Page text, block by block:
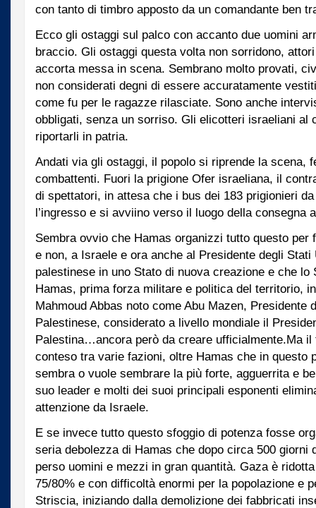
con tanto di timbro apposto da un comandante ben
Ecco gli ostaggi sul palco con accanto due uomini
braccio. Gli ostaggi questa volta non sorridono,
accorta messa in scena. Sembrano molto provati,
non considerati degni di essere accuratamente
come fu per le ragazze rilasciate. Sono anche
obbligati, senza un sorriso. Gli elicotteri israeliani al
riportarli in patria.
Andati via gli ostaggi, il popolo si riprende la scena,
combattenti. Fuori la prigione Ofer israeliana, il
di spettatori, in attesa che i bus dei 183 prigionieri
l’ingresso e si avviino verso il luogo della consegna
Sembra ovvio che Hamas organizzi tutto questo per
e non, a Israele e ora anche al Presidente degli
palestinese in uno Stato di nuova creazione e che lo
Hamas, prima forza militare e politica del territorio,
Mahmoud Abbas noto come Abu Mazen, Presidente
Palestinese, considerato a livello mondiale il
Palestina…ancora però da creare ufficialmente.Ma
conteso tra varie fazioni, oltre Hamas che in questo
sembra o vuole sembrare la più forte, agguerrita e
suo leader e molti dei suoi principali esponenti
attenzione da Israele.
E se invece tutto questo sfoggio di potenza fosse
seria debolezza di Hamas che dopo circa 500 giorni
perso uomini e mezzi in gran quantità. Gaza è
75/80% e con difficoltà enormi per la popolazione e
Striscia, iniziando dalla demolizione dei fabbricati